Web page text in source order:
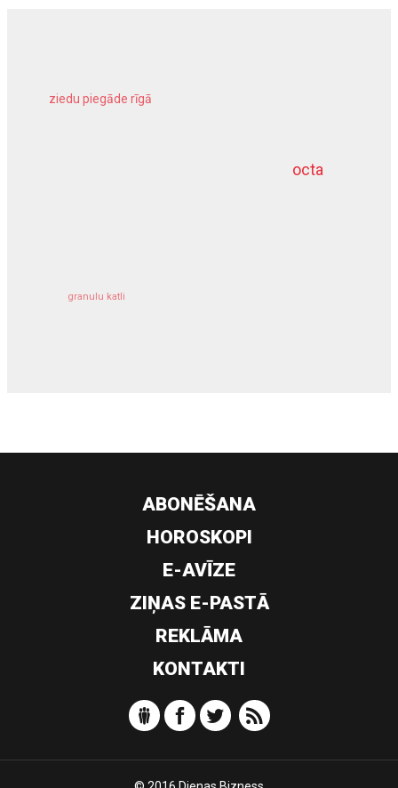
octa
ziedu piegāde rīgā
granulu katli
dziļurbums
ABONĒŠANA
HOROSKOPI
E-AVĪZE
ZIŅAS E-PASTĀ
REKLĀMA
KONTAKTI